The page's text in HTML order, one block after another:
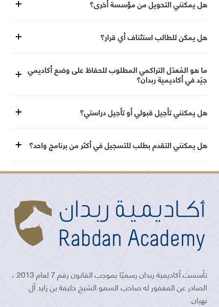
هل يمكنني التحويل من مؤسسة أخرى؟
هل يمكن للطالب استئناف أي قرار؟
ما هو المُعدّل التراكمي المطلوب للحفاظ على وضع أكاديمي
جيّد في أكاديمية ربدان؟
هل يمكنني تأجيل قبولي أو تأجيل دراستي؟
هل يمكنني التقدم بطلب للتسجيل في أكثر من برنامج واحد؟
تأسست أكاديمية ربدان رسميًا بموجب القانون رقم 7 لعام 2013 ،
الصادر عن المغفور له صاحب السمو الشيخ خليفة بن زايد آل
نهيان.